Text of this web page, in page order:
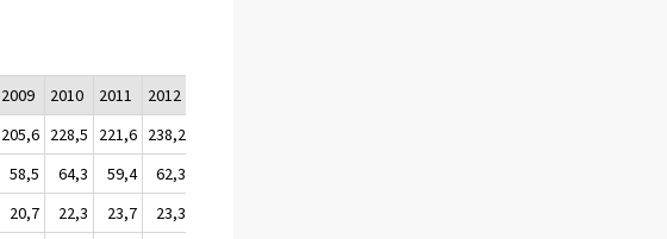
2009 2010 2011 2012
205,6 228,5 221,6 238,2
58,5 64,3 59,4 62,3
20,7 22,3 23,7 23,3